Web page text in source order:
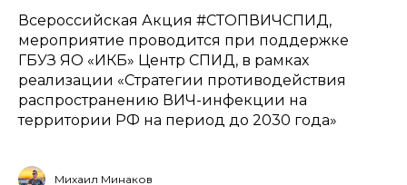
Всероссийская Акция #СТОПВИЧСПИД,
мероприятие проводится при поддержке
ГБУЗ ЯО «ИКБ» Центр СПИД, в рамках
реализации «Стратегии противодействия
распространению ВИЧ-инфекции на
территории РФ на период до 2030 года»
Михаил Минаков